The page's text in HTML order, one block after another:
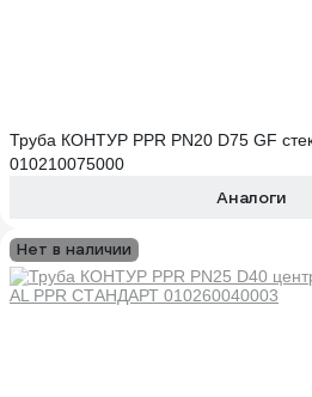
Труба КОНТУР PPR PN20 D75 GF
010210075000
Аналоги
Нет в наличии